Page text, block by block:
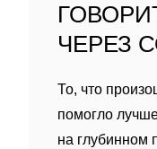
ЧЕРЕЗ
То, что
помогло
на глубинном